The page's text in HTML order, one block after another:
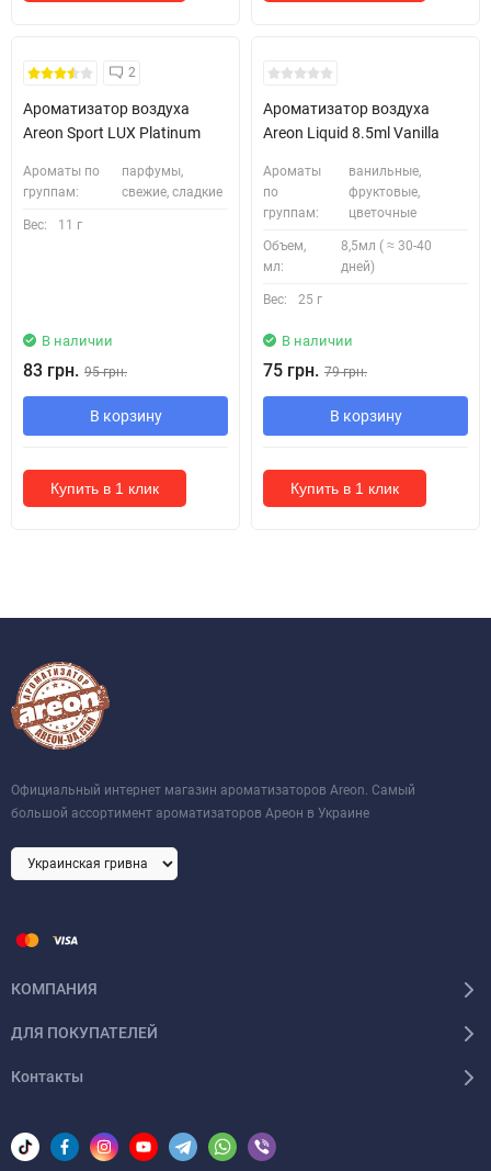
2
Ароматизатор воздуха
Areon Sport LUX Platinum
Ароматы по
группам:
парфумы,
свежие, сладкие
Вес: 11 г
В наличии
83 грн. 95 грн.
В корзину
Купить в 1 клик
Ароматизатор воздуха
Areon Liquid 8.5ml Vanilla
Ароматы
по
группам:
ванильные,
фруктовые,
цветочные
Объем,
мл:
8,5мл ( ≈ 30-40
дней)
Вес: 25 г
В наличии
75 грн. 79 грн.
В корзину
Купить в 1 клик
Официальный интернет магазин ароматизаторов Areon. Самый
большой ассортимент ароматизаторов Ареон в Украине
КОМПАНИЯ
ДЛЯ ПОКУПАТЕЛЕЙ
Контакты